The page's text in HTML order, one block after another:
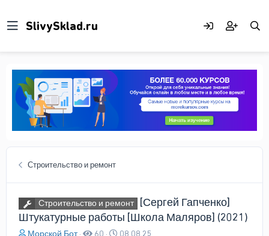
Строительство и ремонт
Строительство и ремонт
[Сергей Гапченко]
Штукатурные работы [Школа Маляров] (2021)
А
Морской Бот 60
Д
08.08.25